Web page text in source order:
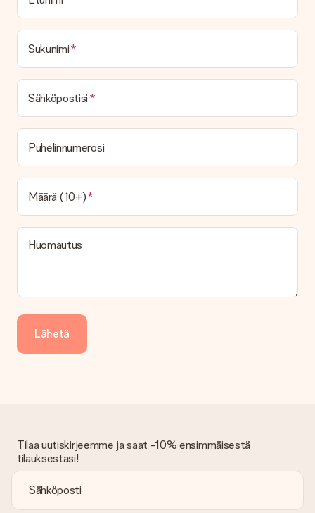
toimituskulut
Voinko valita toimituspäivän?
Ei ole mahdollista valita tiettyä toimituspäivää.
Toimitusaika löytyy lahjan tuotesivulta. Voit luottaa siihen,
että operaattorimme toimittaa lahjasi tänä päivänä.
Mitä toimitusvaihtoehtoja voin valita?
Tällä hetkellä ei ole (vielä) mahdollista valita
toimitusvaihtoehtoa. Halutessasi tilauksen lähetetään joko
paketti tai postilaatikon toimitus. Haluatko tietää, mikä
vaihtoehto tilauksesi kuuluu? Ota yhteyttä asiakaspalveluun.
Maksu
Kuinka voin maksaa tilaukseni?
Tarjoamme seuraavat maksutavat: iDeal, Paypal, luottokortti,
Saapunut lahja
Entä jos lahja ei ole täysin mieleeni?
Olemme syvästi pahoillamme, että lahjasi ei ole sinun mielesi
Tämä tarkoittaa sitä, että lahja toimitetaan suoraan
vastaanottajalle, mikä tekee siitä todellisen yllätyksen!
Sukunimi
Sähköpostisi
Puhelinnumerosi
Määrä (10+)
Huomautus
Lähetä
Tilaa uutiskirjeemme ja saat -10% ensimmäisestä
tilauksestasi!